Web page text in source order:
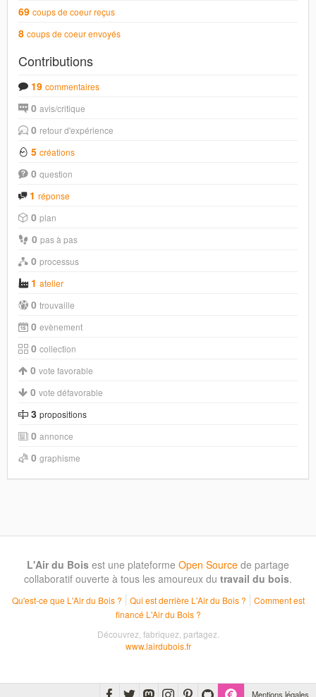
Mentions légales
69 coups de coeur reçus
8 coups de coeur envoyés
Contributions
19 commentaires
0 avis/critique
0 retour d'expérience
5 créations
0 question
1 réponse
0 plan
0 pas à pas
0 processus
1 atelier
0 trouvaille
0 evènement
0 collection
0 vote favorable
0 vote défavorable
3 propositions
0 annonce
0 graphisme
L'Air du Bois est une plateforme Open Source de partage
collaboratif ouverte à tous les amoureux du travail du bois.
Qu'est-ce que L'Air du Bois ? Qui est derrière L'Air du Bois ?
Comment est
financé L'Air du Bois ?
Découvrez, fabriquez, partagez.
www.lairdubois.fr